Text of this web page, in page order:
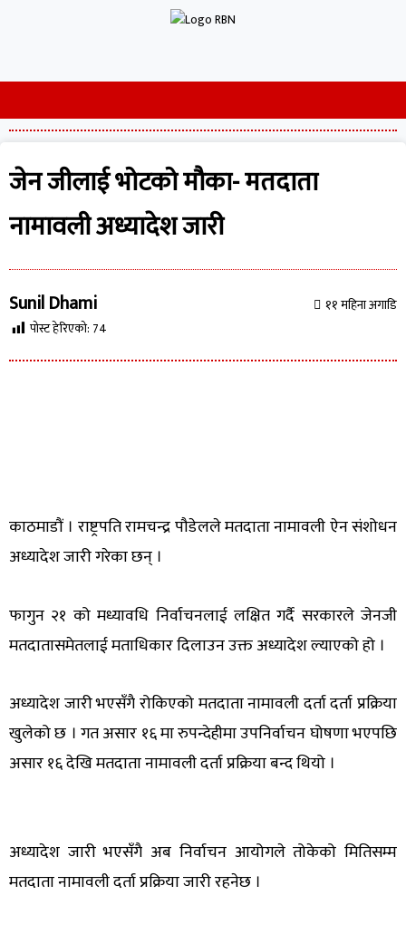
जेन जीलाई भोटको मौका- मतदाता
नामावली अध्यादेश जारी
Sunil Dhami ११ महिना अगाडि
पोस्ट हेरिएको: 74
काठमाडौं । राष्ट्रपति रामचन्द्र पौडेलले मतदाता नामावली ऐन संशोधन
अध्यादेश जारी गरेका छन् ।
फागुन २१ को मध्यावधि निर्वाचनलाई लक्षित गर्दै सरकारले जेनजी
मतदातासमेतलाई मताधिकार दिलाउन उक्त अध्यादेश ल्याएको हो ।
अध्यादेश जारी भएसँगै रोकिएको मतदाता नामावली दर्ता दर्ता प्रक्रिया
खुलेको छ । गत असार १६ मा रुपन्देहीमा उपनिर्वाचन घोषणा भएपछि
असार १६ देखि मतदाता नामावली दर्ता प्रक्रिया बन्द थियो ।
अध्यादेश जारी भएसँगै अब निर्वाचन आयोगले तोकेको मितिसम्म
मतदाता नामावली दर्ता प्रक्रिया जारी रहनेछ ।